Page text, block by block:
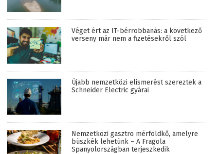
Véget ért az IT-bérrobbanás: a következő
verseny már nem a fizetésekről szól
Újabb nemzetközi elismerést szereztek a
Schneider Electric gyárai
Nemzetközi gasztro mérföldkő, amelyre
büszkék lehetünk – A Fragola
Spanyolországban terjeszkedik